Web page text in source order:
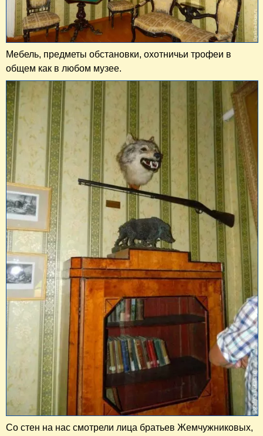
Мебель, предметы обстановки, охотничьи трофеи в
общем как в любом музее.
Со стен на нас смотрели лица братьев Жемчужниковых,